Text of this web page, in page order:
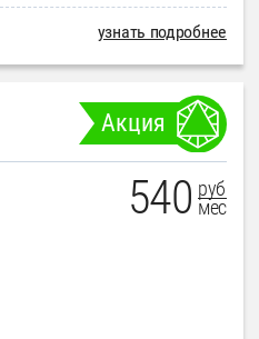
узнать подробнее
Акция
540 руб
мес